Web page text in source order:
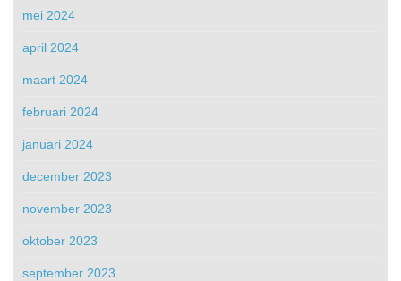
mei 2024
april 2024
maart 2024
februari 2024
januari 2024
december 2023
november 2023
oktober 2023
september 2023